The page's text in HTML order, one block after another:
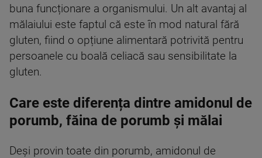
buna funcționare a organismului. Un alt avantaj al
mălaiului este faptul că este în mod natural fără
gluten, fiind o opțiune alimentară potrivită pentru
persoanele cu boală celiacă sau sensibilitate la
gluten.
Care este diferența dintre amidonul de
porumb, făina de porumb și mălai
Deși provin toate din porumb, amidonul de